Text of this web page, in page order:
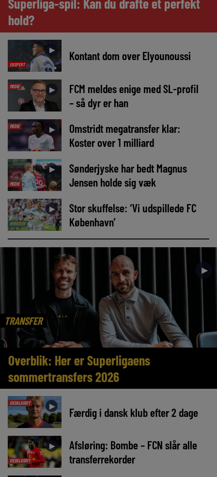
Superliga-spil: Kan du drafte et perfekt
hold?
EKSPERT
► Kontant dom over Elyounoussi
MEDIE ►
FCM meldes enige med SL-profil
– så dyr er han
MEDIE ►
Omstridt megatransfer klar:
Koster over 1 milliard
MEDIE
►
Sønderjyske har bedt Magnus
Jensen holde sig væk
NYHEDER
►
Stor skuffelse: ‘Vi udspillede FC
København’
TRANSFER
►
Overblik: Her er Superligaens
sommertransfers 2026
EKSKLUSIVT ► Færdig i dansk klub efter 2 dage
EKSKLUSIVT
►
Afsløring: Bombe – FCN slår alle
transferrekorder